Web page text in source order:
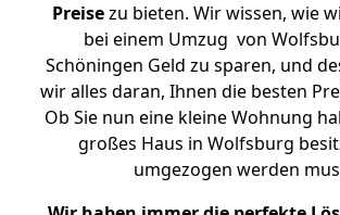
Preisezu bieten. Wir wissen, wie
bei einem Umzug von
Schöningen Geld zu sparen, und
wir alles daran, Ihnen die besten
Ob Sie nun eine kleine Wohnung
großes Haus in Wolfsburg
umgezogen werden